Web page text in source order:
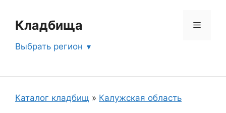
содержимому
Кладбища Меню
Выбрать регион
Каталог кладбищ » Калужская область